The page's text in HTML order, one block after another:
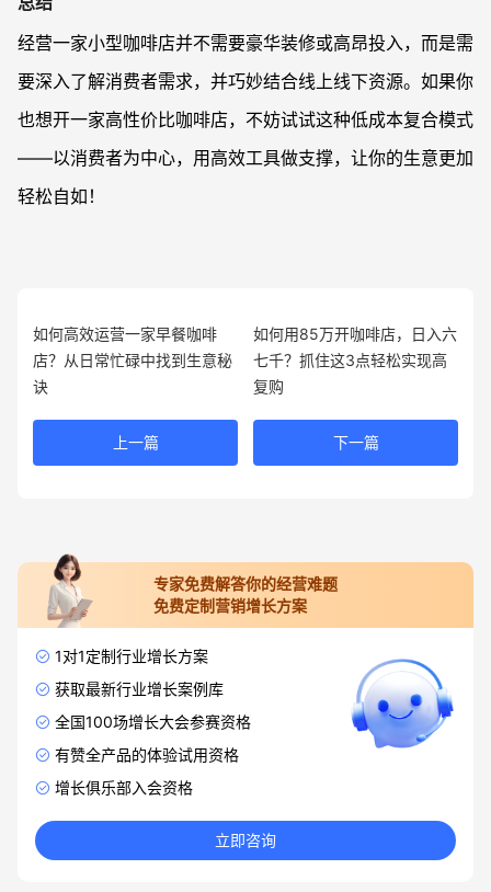
经营一家小型咖啡店并不需要豪华装修或高昂投入，而是需
要深入了解消费者需求，并巧妙结合线上线下资源。如果你
也想开一家高性价比咖啡店，不妨试试这种低成本复合模式
——以消费者为中心，用高效工具做支撑，让你的生意更加
轻松自如！
如何高效运营一家早餐咖啡
店？从日常忙碌中找到生意秘
诀
上一篇
如何用85万开咖啡店，日入六
七千？抓住这3点轻松实现高
复购
下一篇
专家免费解答你的经营难题
免费定制营销增长方案
1对1定制行业增长方案
获取最新行业增长案例库
全国100场增长大会参赛资格
有赞全产品的体验试用资格
增长俱乐部入会资格
立即咨询